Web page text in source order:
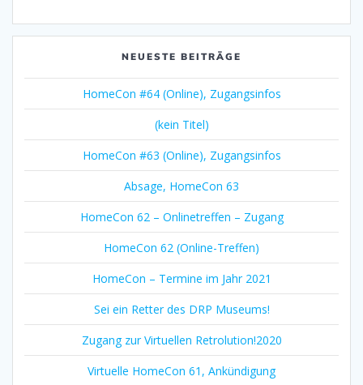
NEUESTE BEITRÄGE
HomeCon #64 (Online), Zugangsinfos
(kein Titel)
HomeCon #63 (Online), Zugangsinfos
Absage, HomeCon 63
HomeCon 62 – Onlinetreffen – Zugang
HomeCon 62 (Online-Treffen)
HomeCon – Termine im Jahr 2021
Sei ein Retter des DRP Museums!
Zugang zur Virtuellen Retrolution!2020
Virtuelle HomeCon 61, Ankündigung